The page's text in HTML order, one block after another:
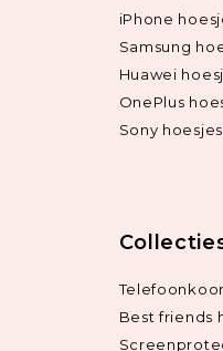
iPhone
Samsung
Huawei
OnePlus
Sony hoesjes
Best friends